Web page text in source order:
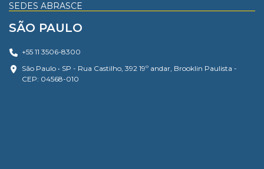
SEDES ABRASCE
SÃO PAULO
+55 11 3506-8300
São Paulo • SP - Rua Castilho, 392 19º andar, Brooklin Paulista -
CEP: 04568-010